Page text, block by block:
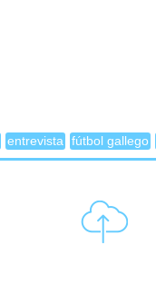
entrevista fútbol gallego